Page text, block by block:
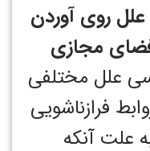
علل روی آوردن
فضای مجازی
علل مختلفی
فرازناشویی
علت آنکه